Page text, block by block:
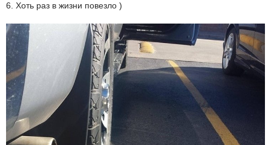
6. Хоть раз в жизни повезло )